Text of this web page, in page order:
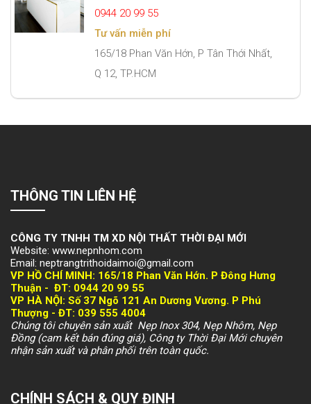
0944 20 99 55
Tư vấn miễn phí
165/18 Phan Văn Hớn, P Tân Thới Nhất,
Q 12, TP.HCM
THÔNG TIN LIÊN HỆ
CÔNG TY TNHH TM XD NỘI THẤT THỜI ĐẠI MỚI
Website: www.nepnhom.com
Email: neptrangtrithoidaimoi@gmail.com
VP HỒ CHÍ MINH: 165/18 Phan Văn Hớn. P Đông Hưng
Thuận - ĐT: 0944 20 99 55
VP HÀ NỘI: Số 37 Ngõ 121 An Dương Vương. P Phú
Thượng - ĐT: 039 555 4004
Chúng tôi chuyên sản xuất Nẹp Inox 304, Nẹp Nhôm, Nẹp
Đồng (cam kết bán đúng giá), Công ty Thời Đại Mới chuyên
nhận sản xuất và phân phối trên toàn quốc.
CHÍNH SÁCH & QUY ĐỊNH